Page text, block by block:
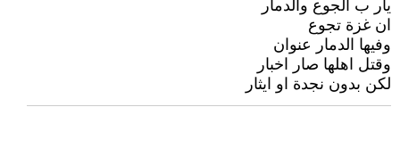
يار ب الجوع والدمار
ان غزة تجوع
وفيها الدمار عنوان
وقتل اهلها صار اخبار
لكن بدون نجدة او ايثار